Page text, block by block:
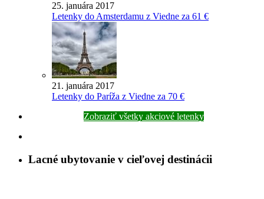
25. januára 2017
Letenky do Amsterdamu z Viedne za 61 €
21. januára 2017
Letenky do Paríža z Viedne za 70 €
Zobraziť všetky akciové letenky
Lacné ubytovanie v cieľovej destinácii